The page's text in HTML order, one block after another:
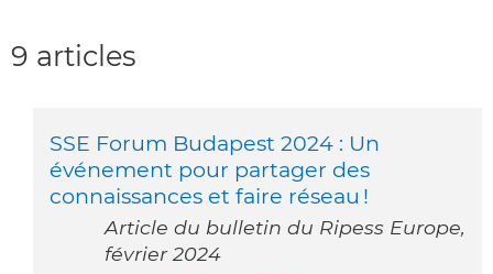
9 articles
SSE Forum Budapest 2024 : Un
événement pour partager des
connaissances et faire réseau !
Article du bulletin du Ripess Europe,
février 2024